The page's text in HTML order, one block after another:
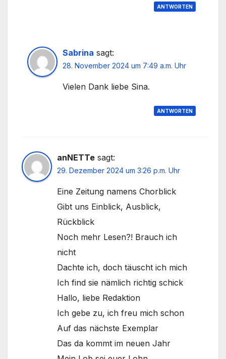
ANTWORTEN
Sabrina sagt:
28. November 2024 um 7:49 a.m. Uhr
Vielen Dank liebe Sina.
ANTWORTEN
anNETTe sagt:
29. Dezember 2024 um 3:26 p.m. Uhr
Eine Zeitung namens Chorblick
Gibt uns Einblick, Ausblick,
Rückblick
Noch mehr Lesen?! Brauch ich
nicht
Dachte ich, doch täuscht ich mich
Ich find sie nämlich richtig schick
Hallo, liebe Redaktion
Ich gebe zu, ich freu mich schon
Auf das nächste Exemplar
Das da kommt im neuen Jahr